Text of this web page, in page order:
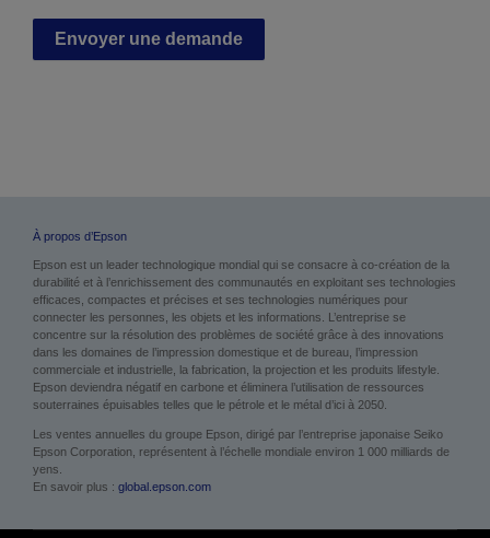
Envoyer une demande
À propos d’Epson
Epson est un leader technologique mondial qui se consacre à co-création de la
durabilité et à l’enrichissement des communautés en exploitant ses technologies
efficaces, compactes et précises et ses technologies numériques pour
connecter les personnes, les objets et les informations. L’entreprise se
concentre sur la résolution des problèmes de société grâce à des innovations
dans les domaines de l’impression domestique et de bureau, l’impression
commerciale et industrielle, la fabrication, la projection et les produits lifestyle.
Epson deviendra négatif en carbone et éliminera l’utilisation de ressources
souterraines épuisables telles que le pétrole et le métal d’ici à 2050.
Les ventes annuelles du groupe Epson, dirigé par l’entreprise japonaise Seiko
Epson Corporation, représentent à l’échelle mondiale environ 1 000 milliards de
yens.
En savoir plus : global.epson.com